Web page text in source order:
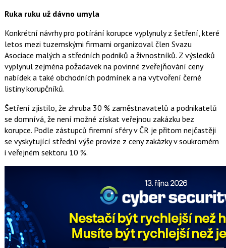
Ruka ruku už dávno umyla
Konkrétní návrhy pro potírání korupce vyplynuly z šetření, které
letos mezi tuzemskými firmami organizoval člen Svazu
Asociace malých a středních podniků a živnostníků. Z výsledků
vyplynul zejména požadavek na povinné zveřejňování ceny
nabídek a také obchodních podmínek a na vytvoření černé
listiny korupčníků.
Šetření zjistilo, že zhruba 30 % zaměstnavatelů a podnikatelů
se domnívá, že není možné získat veřejnou zakázku bez
korupce. Podle zástupců firemní sféry v ČR je přitom nejčastěji
se vyskytující střední výše provize z ceny zakázky v soukromém
i veřejném sektoru 10 %.